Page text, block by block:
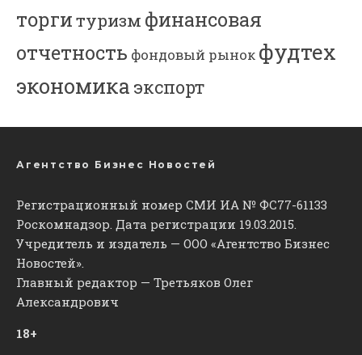
торгитуризм финансовая
отчетность фондовый рынок фудтех
экономика экспорт
Агентство Бизнес Новостей
Регистрационный номер СМИ ИА № ФС77-61133
Роскомнадзор. Дата регистрации 19.03.2015.
Учредитель и издатель — ООО «Агентство Бизнес
Новостей».
Главный редактор — Третьяков Олег
Александрович
18+